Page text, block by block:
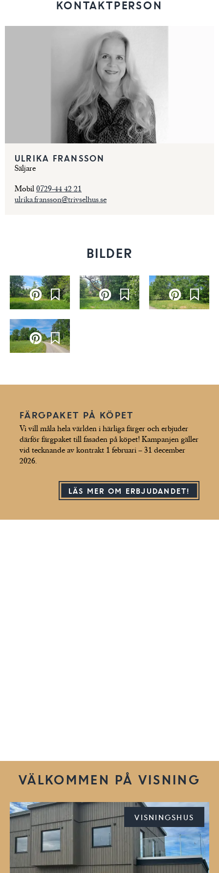
KONTAKTPERSON
ULRIKA FRANSSON
Säljare
Mobil 0729-44 42 21
ulrika.fransson@trivselhus.se
BILDER
FÄRGPAKET PÅ KÖPET
Vi vill måla hela världen i härliga färger och erbjuder
därför färgpaket till fasaden på köpet! Kampanjen gäller
vid tecknande av kontrakt 1 februari – 31 december
2026.
LÄS MER OM ERBJUDANDET!
VÄLKOMMEN PÅ VISNING
VISNINGSHUS